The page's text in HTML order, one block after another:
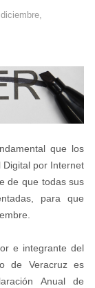
que los
por Internet
de que todas sus
para que
e integrante del
de Veracruz es
Anual de